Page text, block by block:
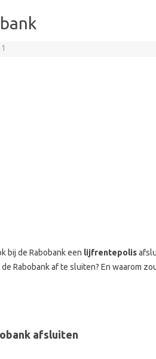
bij de Rabobank een lijfrentepolis
Rabobank af te sluiten? En waarom
afsluiten